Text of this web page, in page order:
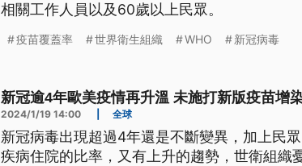
相關工作人員以及60歲以上民眾。
疫苗覆蓋率 世界衛生組織 WHO 新冠病毒
新冠逾4年歐美疫情再升溫 未施打新版疫苗增
2024/1/19 14:00 全球
新冠病毒出現超過4年還是不斷變異，加上民
疾病住院的比率，又有上升的趨勢，世衛組織